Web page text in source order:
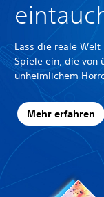
Lass die reale
Spiele ein, die von
unheimlichem
Mehr erfahren